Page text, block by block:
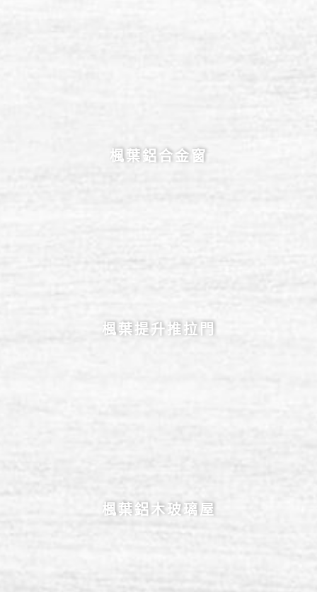
楓葉鋁合金窗
楓葉提升推拉門
楓葉鋁木玻璃屋